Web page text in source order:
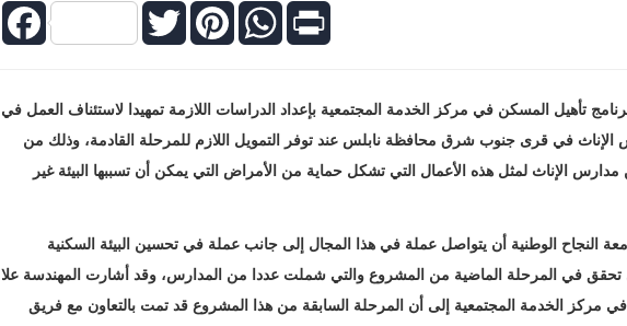
Facebook TwitterPinterestWhatsApp Print
تأهيل المسكن في مركز الخدمة ‏المجتمعية بإعداد الدراسات اللازمة تمهيدا ‏لاستئناف العمل في
في قرى جنوب شرق محافظة نابلس عند توفر التمويل ‏اللازم للمرحلة ‏القادمة، وذلك من
الإناث لمثل هذه الأعمال ‏التي تشكل حماية من ‏الأمراض التي يمكن أن تسببها البيئة غير
‏النجاح الوطنية أن يتواصل عملة ‏في هذا المجال إلى جانب عملة في تحسين البيئة السكنية
تحقق في المرحلة الماضية من المشروع والتي شملت عددا من المدارس، وقد أشارت ‏المهندسة علا
مركز الخدمة المجتمعية إلى أن ‏المرحلة السابقة من هذا المشروع قد تمت بالتعاون مع فريق